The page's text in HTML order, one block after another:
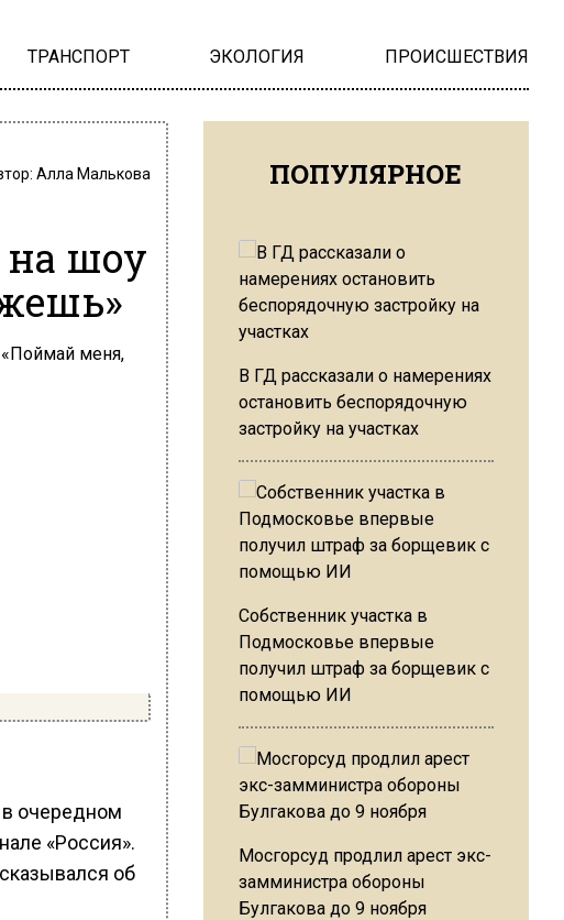
ТРАНСПОРТ ЭКОЛОГИЯ ПРОИСШЕСТВИЯ
Алла Малькова
на шоу
очередном
«Россия».
об
ПОПУЛЯРНОЕ
В ГД рассказали о намерениях
остановить беспорядочную
застройку на участках
Собственник участка в
Подмосковье впервые
получил штраф за борщевик с
помощью ИИ
Мосгорсуд продлил арест экс-
замминистра обороны
Булгакова до 9 ноября